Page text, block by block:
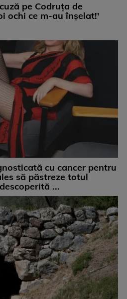
pe Codruța de
ochi ce m-au înșelat!'
cu cancer pentru
să păstreze totul
...